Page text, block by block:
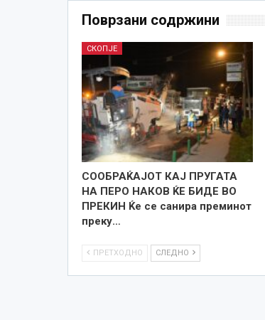
Поврзани содржини
СКОПЈЕ
СООБРАЌАЈОТ КАЈ ПРУГАТА
НА ПЕРО НАКОВ ЌЕ БИДЕ ВО
ПРЕКИН Ќе се санира преминот
преку…
ПРЕТХОДНО СЛЕДНО